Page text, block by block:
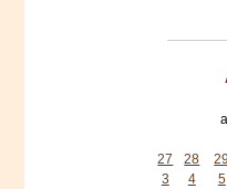
27
28 29
3
4 5